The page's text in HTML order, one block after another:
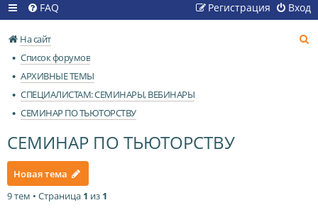
FAQ Вход
Регистрация
На сайт
Список форумов
АРХИВНЫЕ ТЕМЫ
СПЕЦИАЛИСТАМ: СЕМИНАРЫ, ВЕБИНАРЫ
СЕМИНАР ПО ТЬЮТОРСТВУ
СЕМИНАР ПО ТЬЮТОРСТВУ
Новая тема
9 тем • Страница 1 из 1